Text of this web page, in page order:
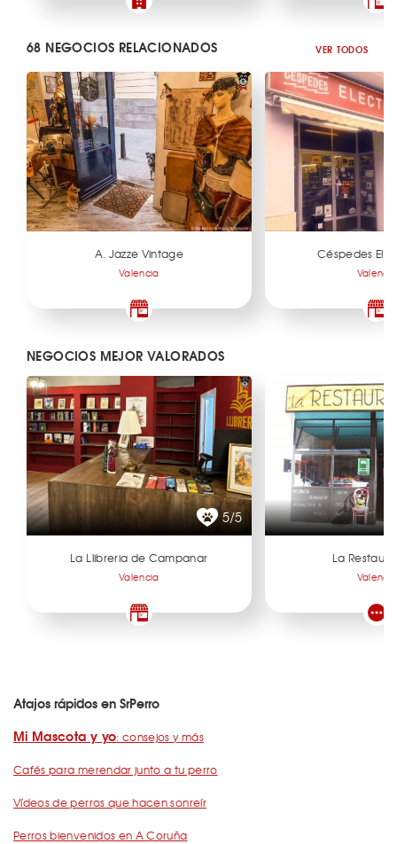
68 NEGOCIOS RELACIONADOS VER TODOS
A. Jazze Vintage
Valencia
Céspedes
Valencia
NEGOCIOS MEJOR VALORADOS
5/5
La Llibreria de Campanar
Valencia
La
Valencia
Atajos rápidos en SrPerro
Mi Mascota y yo: consejos y más
Cafés para merendar junto a tu perro
Vídeos de perros que hacen sonreír
Perros bienvenidos en A Coruña